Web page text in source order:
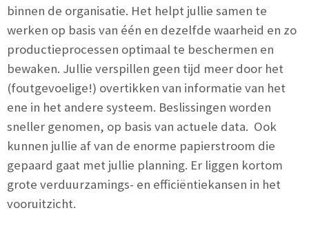
binnen de organisatie. Het helpt jullie samen te
werken op basis van één en dezelfde waarheid en zo
productieprocessen optimaal te beschermen en
bewaken. Jullie verspillen geen tijd meer door het
(foutgevoelige!) overtikken van informatie van het
ene in het andere systeem. Beslissingen worden
sneller genomen, op basis van actuele data. Ook
kunnen jullie af van de enorme papierstroom die
gepaard gaat met jullie planning. Er liggen kortom
grote verduurzamings- en efficiëntiekansen in het
vooruitzicht.